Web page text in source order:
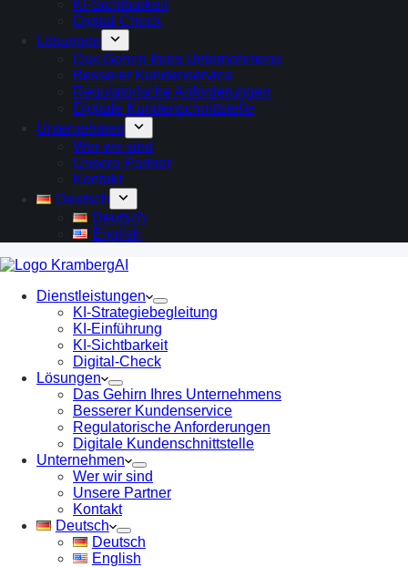
KI-Sichtbarkeit
Digital-Check
Lösungen
Das Gehirn Ihres Unternehmens
Besserer Kundenservice
Regulatorische Anforderungen
Digitale Kundenschnittstelle
Unternehmen
Wer wir sind
Unsere Partner
Kontakt
Deutsch
Deutsch
English
Dienstleistungen
KI-Strategiebegleitung
KI-Einführung
KI-Sichtbarkeit
Digital-Check
Lösungen
Das Gehirn Ihres Unternehmens
Besserer Kundenservice
Regulatorische Anforderungen
Digitale Kundenschnittstelle
Unternehmen
Wer wir sind
Unsere Partner
Kontakt
Deutsch
Deutsch
English